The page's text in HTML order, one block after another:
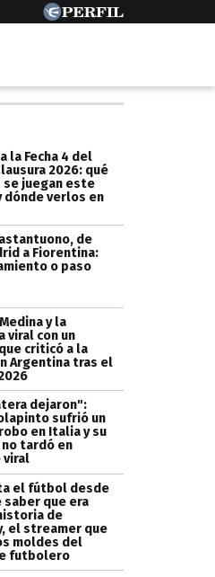
la Fecha 4 del
2026: qué
juegan este
dónde verlos en
de
a Fiorentina:
o paso
y la
viral con un
criticó a la
Argentina tras el
dejaron":
sufrió un
en Italia y su
tardó en
viral
el fútbol desde
saber que era
de
el streamer que
moldes del
futbolero